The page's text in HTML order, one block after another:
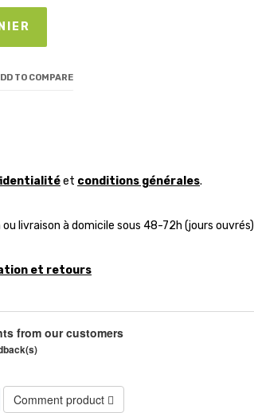
TO COMPARE
et conditions générales.
livraison à domicile sous 48-72h (jours ouvrés)
et retours
from our customers
Comment product